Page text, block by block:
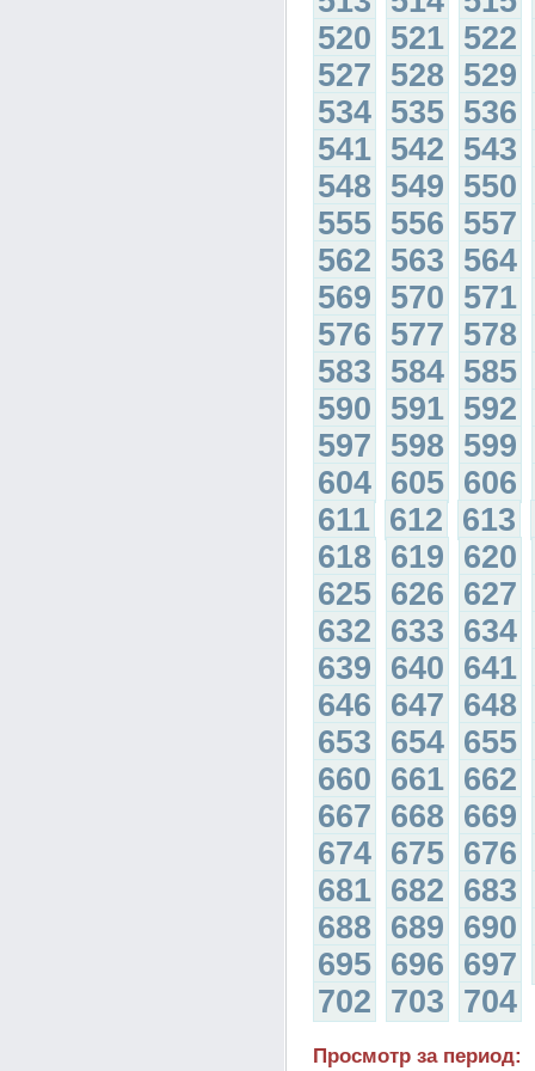
520 521 522
527 528 529
534 535 536
541 542 543
548 549 550
555 556 557
562 563 564
569 570 571
576 577 578
583 584 585
590 591 592
597 598 599
604 605 606
611 612 613
618 619 620
625 626 627
632 633 634
639 640 641
646 647 648
653 654 655
660 661 662
667 668 669
674 675 676
681 682 683
688 689 690
695 696 697
702 703 704
Просмотр за период: